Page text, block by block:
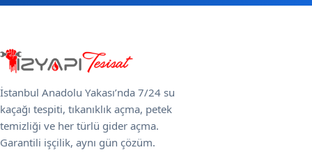
İstanbul Anadolu Yakası’nda 7/24 su
kaçağı tespiti, tıkanıklık açma, petek
temizliği ve her türlü gider açma.
Garantili işçilik, aynı gün çözüm.